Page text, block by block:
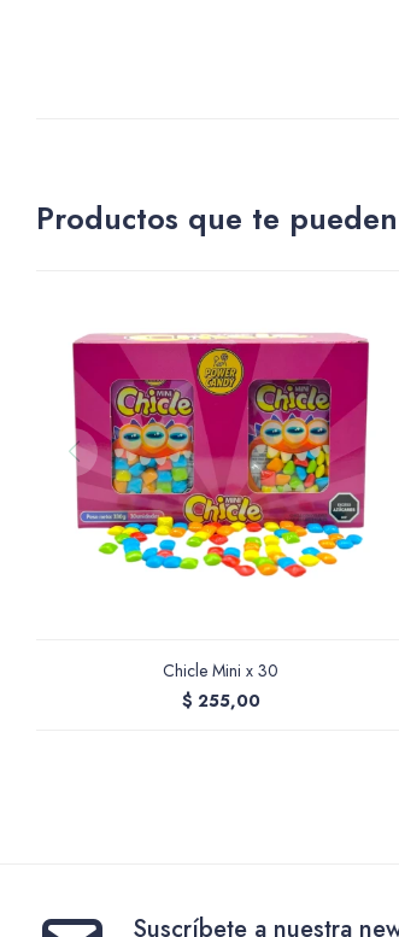
Productos que te
Chicle Mini x 30
$ 255,00
Suscríbete a nuestra